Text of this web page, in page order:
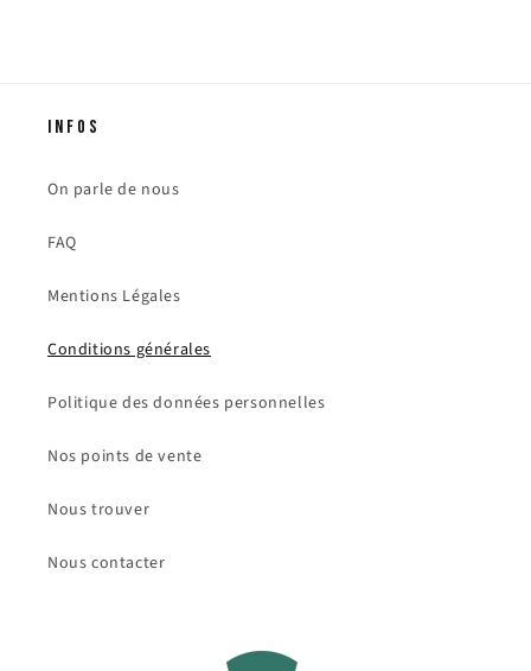
INFOS
On parle de nous
FAQ
Mentions Légales
Conditions générales
Politique des données personnelles
Nos points de vente
Nous trouver
Nous contacter